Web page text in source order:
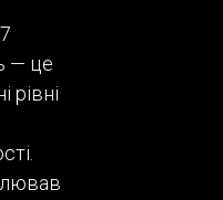
— це
рівні